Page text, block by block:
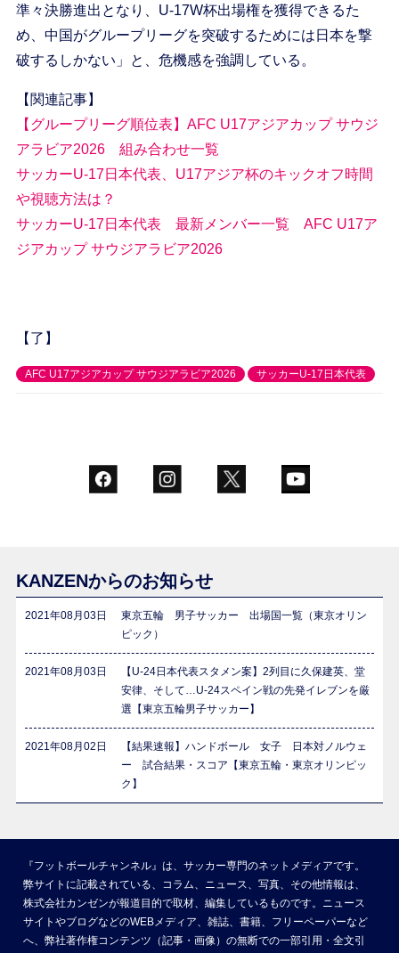
準々決勝進出となり、U-17W杯出場権を獲得できるた
め、中国がグループリーグを突破するためには日本を撃
破するしかない」と、危機感を強調している。
【関連記事】
【グループリーグ順位表】AFC U17アジアカップ サウジ
アラビア2026 組み合わせ一覧
サッカーU-17日本代表、U17アジア杯のキックオフ時間
や視聴方法は？
サッカーU-17日本代表 最新メンバー一覧 AFC U17ア
ジアカップ サウジアラビア2026
【了】
AFC U17アジアカップ サウジアラビア2026 サッカーU-17日本代表
KANZENからのお知らせ
2021年08月03日
東京五輪 男子サッカー 出場国一覧（東京オリン
ピック）
2021年08月03日
【U-24日本代表スタメン案】2列目に久保建英、堂
安律、そして…U-24スペイン戦の先発イレブンを厳
選【東京五輪男子サッカー】
2021年08月02日
【結果速報】ハンドボール 女子 日本対ノルウェ
ー 試合結果・スコア【東京五輪・東京オリンピッ
ク】
『フットボールチャンネル』は、サッカー専門のネットメディアです。
弊サイトに記載されている、コラム、ニュース、写真、その他情報は、
株式会社カンゼンが報道目的で取材、編集しているものです。ニュース
サイトやブログなどのWEBメディア、雑誌、書籍、フリーペーパーなど
へ、弊社著作権コンテンツ（記事・画像）の無断での一部引用・全文引